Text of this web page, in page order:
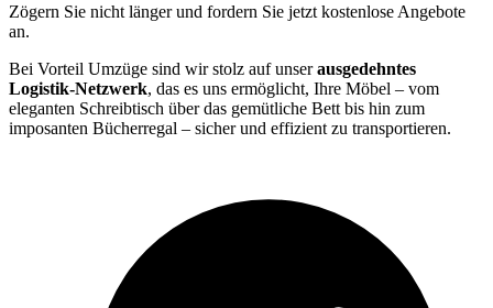
Zögern Sie nicht länger und fordern Sie jetzt kostenlose Angebote
an.
Bei Vorteil Umzüge sind wir stolz auf unserausgedehntes
Logistik-Netzwerk, das es uns ermöglicht, Ihre Möbel – vom
eleganten Schreibtisch über das gemütliche Bett bis hin zum
imposanten Bücherregal – sicher und effizient zu transportieren.